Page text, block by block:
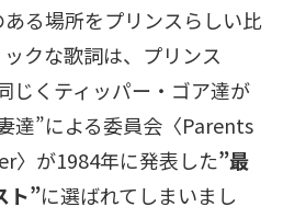
る場所をプリンスらしい比
クな歌詞は、プリンス
じくティッパー・ゴア達が
達”による委員会〈Parents
〉が1984年に発表した”最
ト”に選ばれてしまいまし